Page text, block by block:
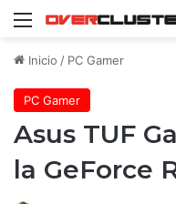
Menú
Inicio / PC Gamer
PC Gamer
Asus TUF
la GeForce